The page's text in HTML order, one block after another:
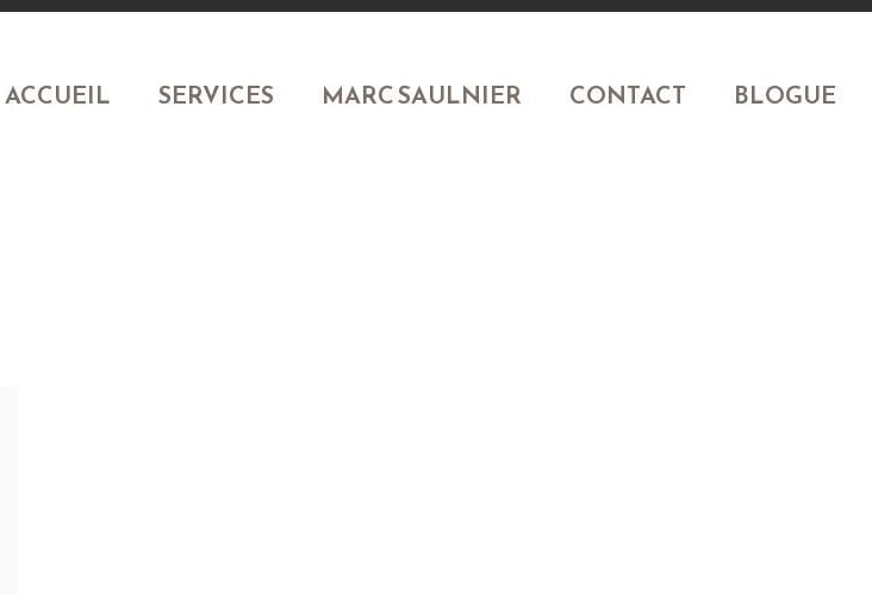
ACCUEIL SERVICES MARC SAULNIER CONTACT BLOGUE